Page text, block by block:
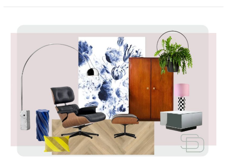
Een
Eclectisch
Interieur:
Samensmelten
Stijlen